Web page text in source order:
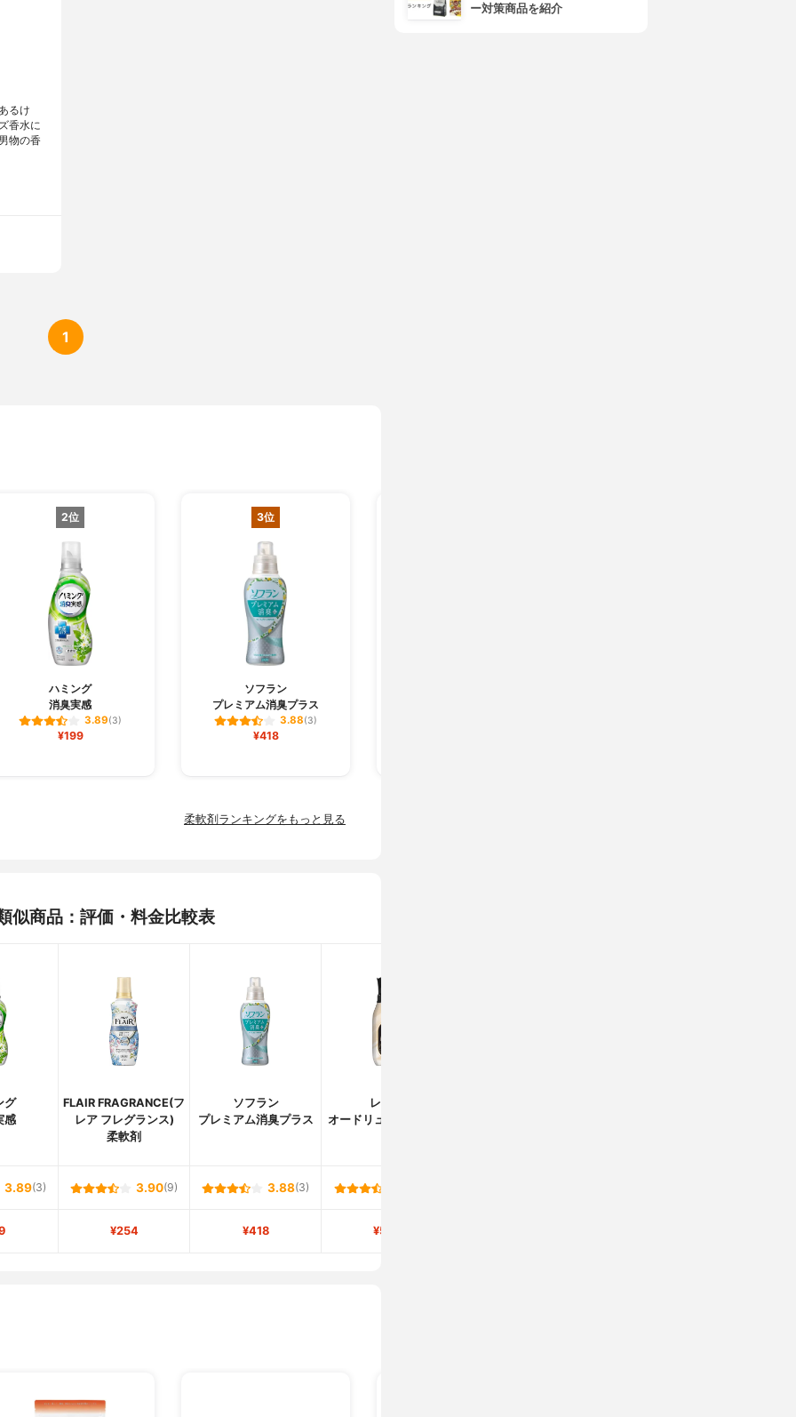
るけ
香水に
物の香
1
2位
ハミング
消臭実感
3.89(3)
¥199
3位
ソフラン
プレミアム消臭プラス
3.88(3)
¥418
柔軟剤ランキングをもっと見る
似商品：評価・料金比較表
グ
感
FLAIR FRAGRANCE(フ
レア フレグランス)
柔軟剤
ソフラン
プレミアム消臭プラス
レノア
オードリュクス 柔軟剤
3.89(3) 3.90(9) 3.88(3)
¥254 ¥418 ¥598
ー対策商品を紹介